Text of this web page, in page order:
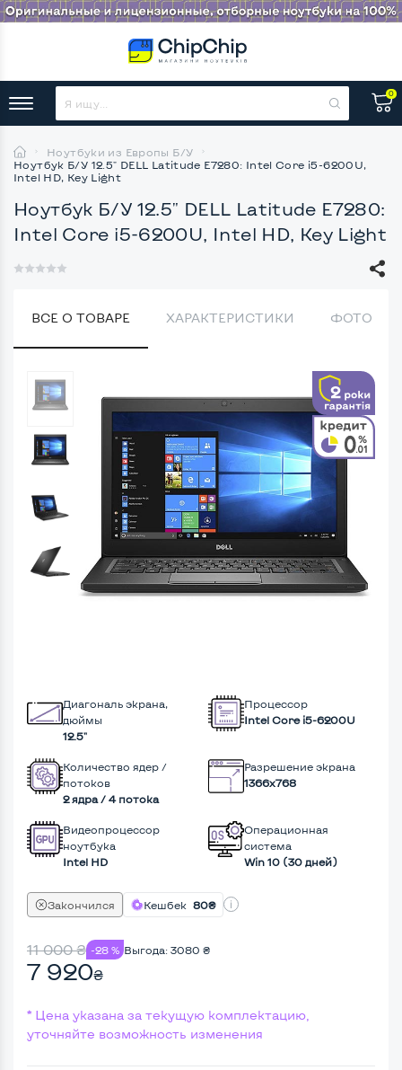
0
Ноутбуки из Европы Б/У
Ноутбук Б/У 12.5" DELL Latitude E7280: Intel Core i5-6200U,
Intel HD, Key Light
Ноутбук Б/У 12.5" DELL Latitude E7280:
Intel Core i5-6200U, Intel HD, Key Light
ВСЕ О ТОВАРЕ ХАРАКТЕРИСТИКИ ФОТО
Диагональ экрана,
дюймы
12.5"
Процессор
Intel Core i5-6200U
Количество ядер /
потоков
2 ядра / 4 потока
Разрешение экрана
1366x768
Видеопроцессор
ноутбука
Intel HD
Операционная
система
Win 10 (30 дней)
Закончился Кешбек 80₴
11 000₴ -28 % Выгода: 3080 ₴
7 920₴
* Цена указана за текущую комплектацию,
уточняйте возможность изменения